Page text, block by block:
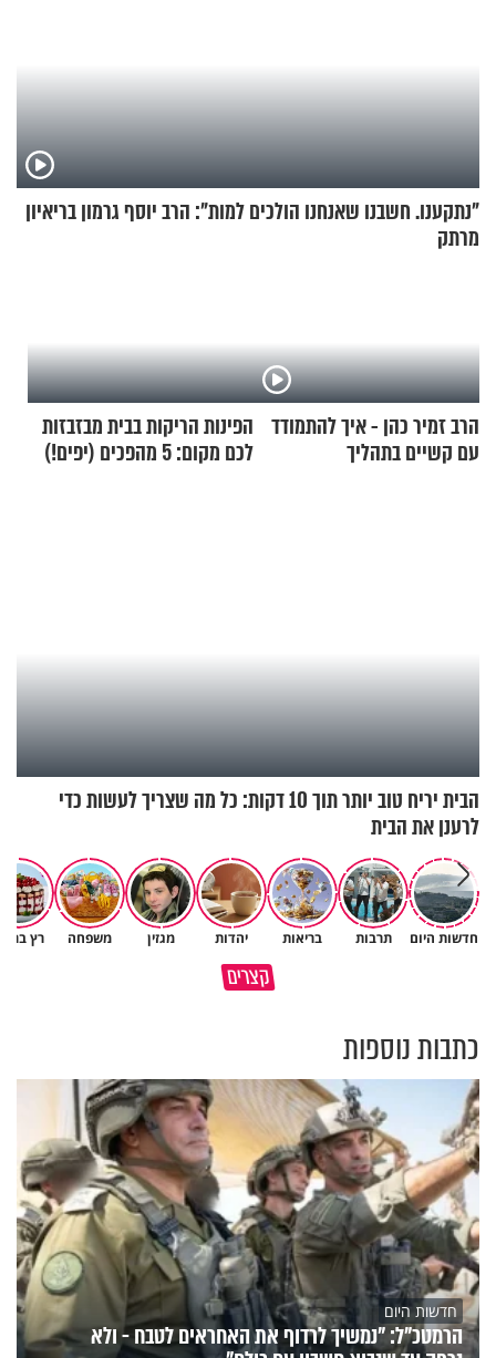
"נתקענו. חשבנו שאנחנו הולכים למות": הרב יוסף גרמון בריאיון
מרתק
הרב זמיר כהן - איך להתמודד
עם קשיים בתהליך
הפינות הריקות בבית מבזבזות
לכם מקום: 5 מהפכים (יפים!)
הבית יריח טוב יותר תוך 10 דקות: כל מה שצריך לעשות כדי
לרענן את הבית
חדשות היום תרבות בריאות יהדות מגזין משפחה רץ
קצרים
הגעתי לגיל 108 בזכות הכיבוד
כתבות נוספות
חדשות היום
הרמטכ"ל: "נמשיך לרדוף את האחראים לטבח - ולא